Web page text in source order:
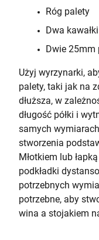
Róg palety
Dwa
Dwie 25mm
Użyj wyrzynarki,
palety, taki jak na
dłuższa, w
długość półki i
samych
stworzenia
Młotkiem lub
podkładki
potrzebnych
potrzebne, aby
wina a stojakiem